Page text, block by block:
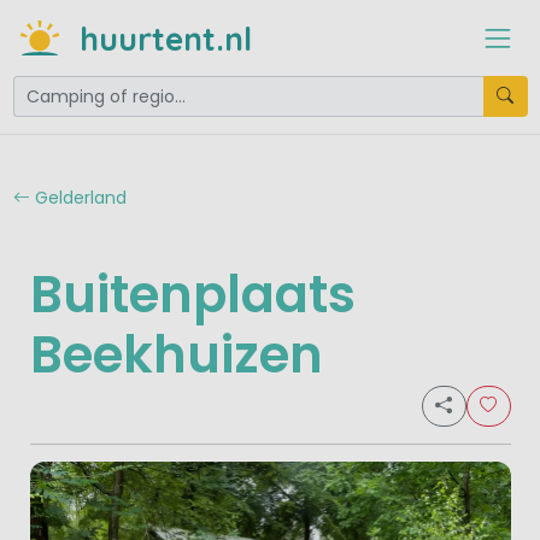
huurtent.nl
Gelderland
Buitenplaats
Beekhuizen